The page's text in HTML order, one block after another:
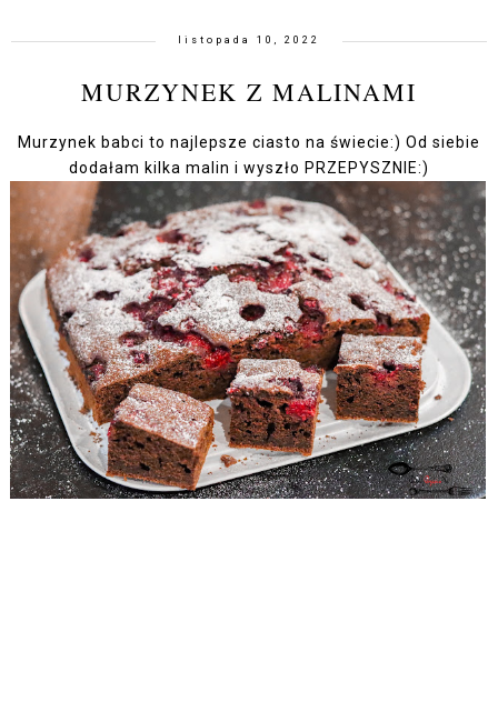
listopada 10, 2022
MURZYNEK Z MALINAMI
Murzynek babci to najlepsze ciasto na świecie:) Od siebie
dodałam kilka malin i wyszło PRZEPYSZNIE:)